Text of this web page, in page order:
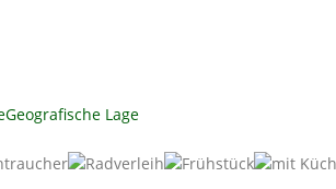
Geografische Lage